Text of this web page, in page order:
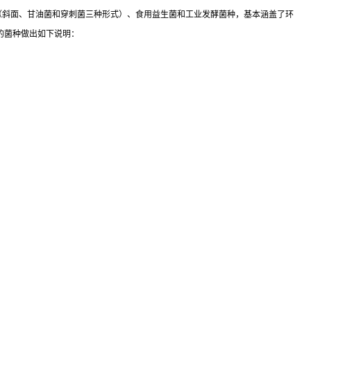
面、甘油菌和穿刺菌三种形式）、食用益生菌和工业发酵菌种，基本涵盖了环
种做出如下说明：